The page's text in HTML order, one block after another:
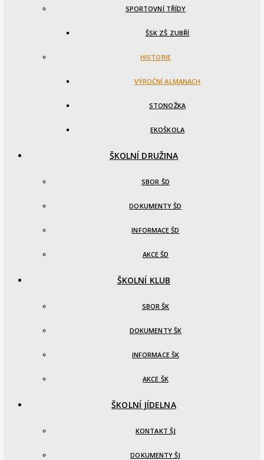
SPORTOVNÍ TŘÍDY
ŠSK ZŠ ZUBŘÍ
HISTORIE
VÝROČNÍ ALMANACH
STONOŽKA
EKOŠKOLA
ŠKOLNÍ DRUŽINA
SBOR ŠD
DOKUMENTY ŠD
INFORMACE ŠD
AKCE ŠD
ŠKOLNÍ KLUB
SBOR ŠK
DOKUMENTY ŠK
INFORMACE ŠK
AKCE ŠK
ŠKOLNÍ JÍDELNA
KONTAKT ŠJ
DOKUMENTY ŠJ